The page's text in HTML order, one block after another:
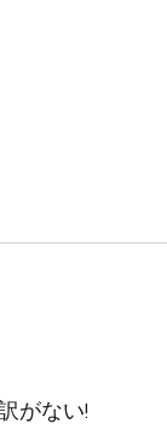
がない!